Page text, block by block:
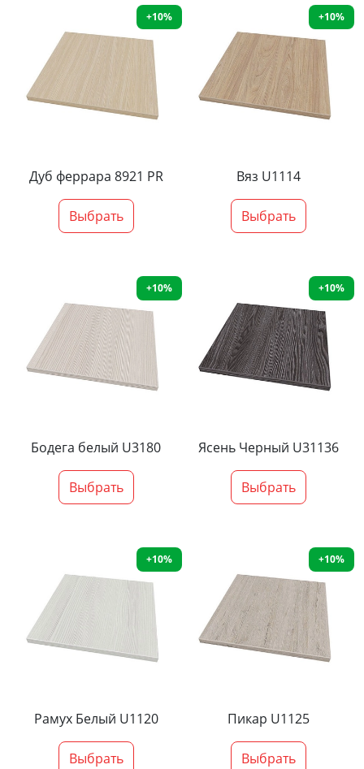
+10%
Дуб феррара 8921 PR
Выбрать
+10%
Вяз U1114
Выбрать
+10%
Бодега белый U3180
Выбрать
+10%
Ясень Черный U31136
Выбрать
+10%
Рамух Белый U1120
Выбрать
+10%
Пикар U1125
Выбрать